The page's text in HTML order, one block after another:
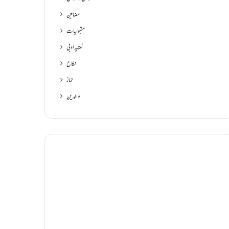
مضامین
مقبولیات
نعتیہ ادبی
نکاح
نماز
والدین